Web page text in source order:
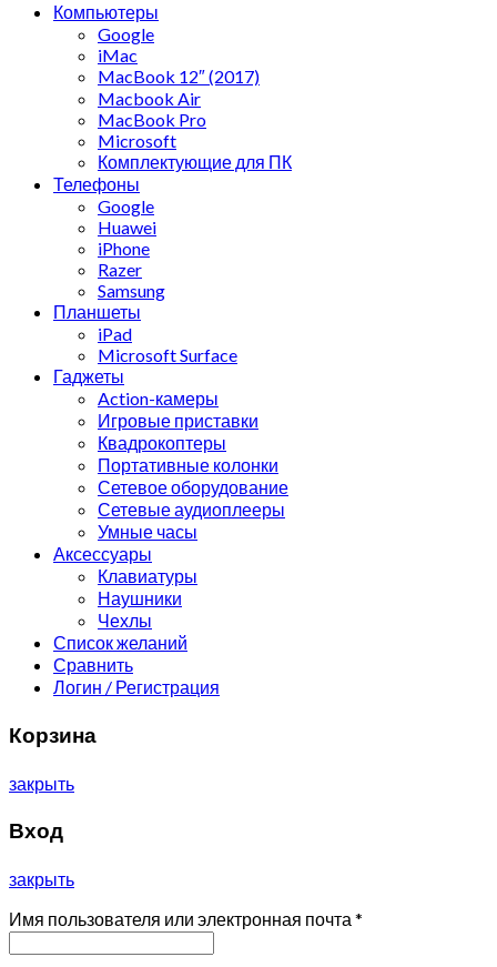
Компьютеры
Google
iMac
MacBook 12″ (2017)
Macbook Air
MacBook Pro
Microsoft
Комплектующие для ПК
Телефоны
Google
Huawei
iPhone
Razer
Samsung
Планшеты
iPad
Microsoft Surface
Гаджеты
Action-камеры
Игровые приставки
Квадрокоптеры
Портативные колонки
Сетевое оборудование
Сетевые аудиоплееры
Умные часы
Аксессуары
Клавиатуры
Наушники
Чехлы
Список желаний
Сравнить
Логин / Регистрация
Корзина
закрыть
Вход
закрыть
Имя пользователя или электронная почта *